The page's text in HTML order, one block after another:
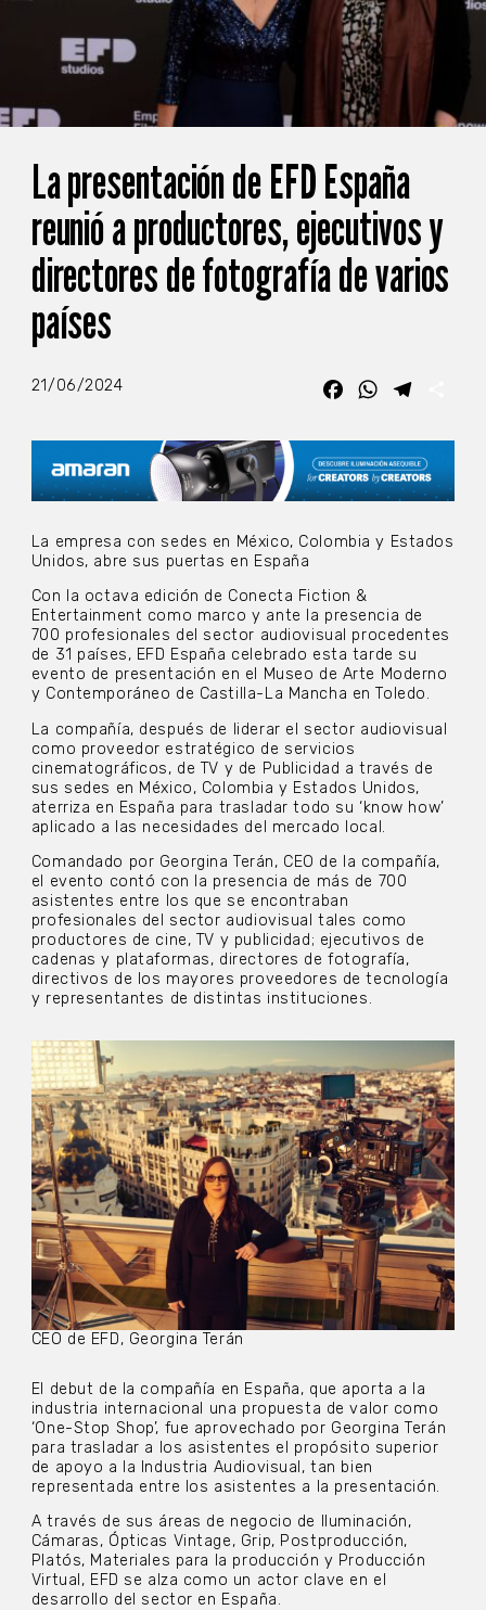
La presentación de EFD España
reunió a productores, ejecutivos y
directores de fotografía de varios
países
21/06/2024 FacebookWhatsApp
La empresa con sedes en México, Colombia y Estados
Unidos, abre sus puertas en España
Con la octava edición de Conecta Fiction &
Entertainment como marco y ante la presencia de
700 profesionales del sector audiovisual procedentes
de 31 países, EFD España celebrado esta tarde su
evento de presentación en el Museo de Arte Moderno
y Contemporáneo de Castilla-La Mancha en Toledo.
La compañía, después de liderar el sector audiovisual
como proveedor estratégico de servicios
cinematográficos, de TV y de Publicidad a través de
sus sedes en México, Colombia y Estados Unidos,
aterriza en España para trasladar todo su ‘know how’
aplicado a las necesidades del mercado local.
Comandado por Georgina Terán, CEO de la compañía,
el evento contó con la presencia de más de 700
asistentes entre los que se encontraban
profesionales del sector audiovisual tales como
productores de cine, TV y publicidad; ejecutivos de
cadenas y plataformas, directores de fotografía,
directivos de los mayores proveedores de tecnología
y representantes de distintas instituciones.
CEO de EFD, Georgina Terán
El debut de la compañía en España, que aporta a la
industria internacional una propuesta de valor como
‘One-Stop Shop’, fue aprovechado por Georgina Terán
para trasladar a los asistentes el propósito superior
de apoyo a la Industria Audiovisual, tan bien
representada entre los asistentes a la presentación.
A través de sus áreas de negocio de Iluminación,
Cámaras, Ópticas Vintage, Grip, Postproducción,
Platós, Materiales para la producción y Producción
Virtual, EFD se alza como un actor clave en el
desarrollo del sector en España.